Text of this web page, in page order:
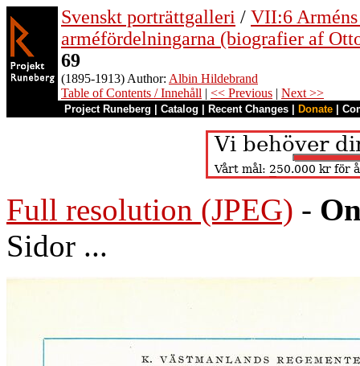
Svenskt porträttgalleri / VII:6
arméfördelningarna (biografier af
69
(1895-1913) Author: Albin Hildebrand
Table of Contents / Innehåll | << Previous | Next >>
Project Runeberg Catalog Recent Changes Donate
Full resolution (JPEG) -
Sidor ...